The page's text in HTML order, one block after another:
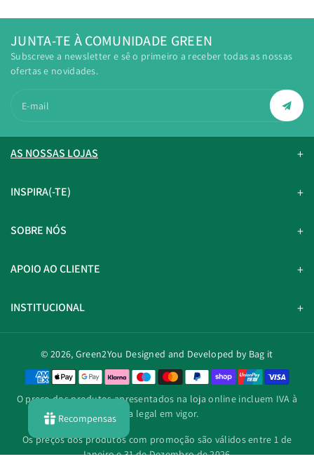
JUNTA-TE À COMUNIDADE GREEN
Subscreve a newsletter e sê o primeiro a receber todas as nossas
ofertas e novidades.
E-mail
AS NOSSAS LOJAS
INSPIRA(-TE)
SOBRE NÓS
APOIO AO CLIENTE
INSTITUCIONAL
© 2026, Green2You Designed and Developed by Bag it
M
t
o
O preço dos produtos apresentados na loja online incluem IVA à
taxa legal em vigor.
Os preços dos produtos com promoção são válidos entre 1 de
Janeiro e 31 de Dezembro de 2026.
Recompensas